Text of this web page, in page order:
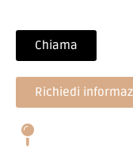
Chiama
Richiedi